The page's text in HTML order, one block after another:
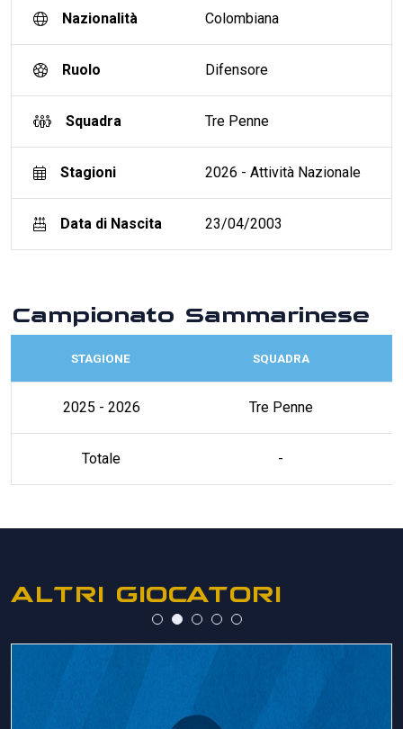
Nazionalità Colombiana
Ruolo Difensore
Squadra Tre Penne
Stagioni 2026 - Attività Nazionale
Data di Nascita 23/04/2003
Campionato Sammarinese
STAGIONE SQUADRA
2025 - 2026 Tre Penne
Totale -
ALTRI GIOCATORI